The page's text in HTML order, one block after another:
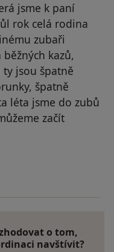
jsme k paní
rok celá rodina
zubaři
kazů,
jsou špatně
špatně
léta jsme do zubů
začít
účet byl odstraněn
o tom,
navštívit?